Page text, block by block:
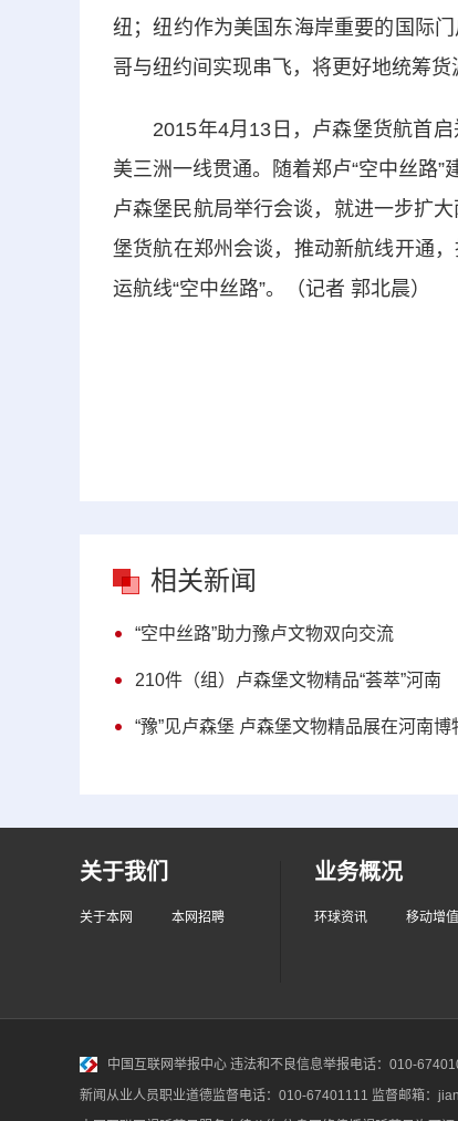
纽；纽约作为美国东海岸重要的国际
哥与纽约间实现串飞，将更好地统筹
2015年4月13日，卢森堡货航首启
美三洲一线贯通。随着郑卢“空中丝路
卢森堡民航局举行会谈，就进一步扩
堡货航在郑州会谈，推动新航线开通
运航线“空中丝路”。（记者 郭北晨）
相关新闻
“空中丝路”助力豫卢文物双向交流
210件（组）卢森堡文物精品“荟萃”河南
“豫”见卢森堡 卢森堡文物精品展在河南博
关于我们
关于本网 本网招聘
业务概况
环球资讯 移动增值
中国互联网举报中心 违法和不良信息举报电话：010-
新闻从业人员职业道德监督电话：010-67401111 监督邮箱：